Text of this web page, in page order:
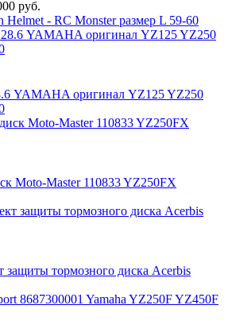
руб.
- RC Monster размер L 59-60
YAMAHA оригинал YZ125 YZ250
Moto-Master 110833 YZ250FX
тормозного диска Acerbis